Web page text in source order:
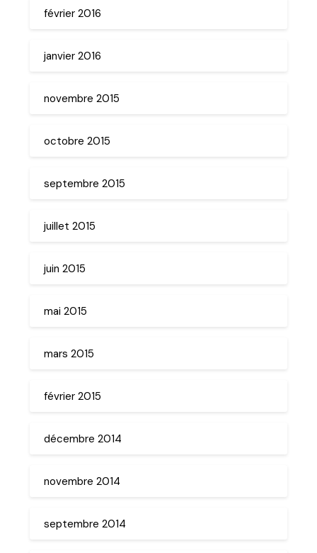
février 2016
janvier 2016
novembre 2015
octobre 2015
septembre 2015
juillet 2015
juin 2015
mai 2015
mars 2015
février 2015
décembre 2014
novembre 2014
septembre 2014